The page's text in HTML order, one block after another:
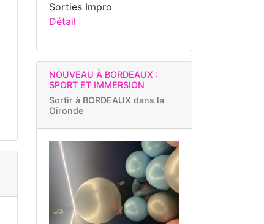
Sorties Impro
Détail
NOUVEAU À BORDEAUX :
SPORT ET IMMERSION
Sortir à BORDEAUX dans la
Gironde